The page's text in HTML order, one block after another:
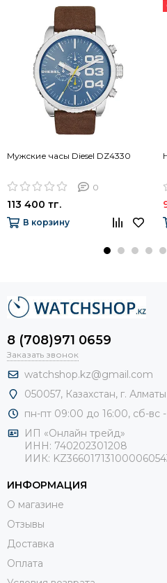
Мужские часы Diesel DZ4330
0
113 400 тг.
В корзину
8 (708)971 0659
Заказать звонок
watchshop.kz@gmail.com
050057, Казахстан, г. Алматы
пн-пт 09:00 до 16:00, сб-вс
ИП «Онлайн трейд»
ИНН: 740202301208
ИИК:
ИНФОРМАЦИЯ
О магазине
Отзывы
Доставка
Оплата